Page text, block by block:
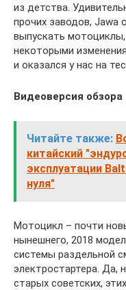
из детства.
прочих заводов, Jawa
выпускать
некоторыми
и оказался у нас на
Видеоверсия
Читайте также:
китайский
эксплуатации
нуля"
Мотоцикл – почти
нынешнего, 2018
системы раздельной
электростартера. Да,
старых советских,